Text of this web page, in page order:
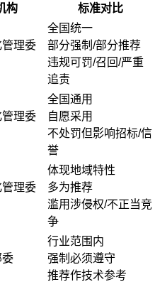
构 标准对比
管理委
全国统一
部分强制/部分推荐
违规可罚/召回/严重
追责
管理委
全国通用
自愿采用
不处罚但影响招标/信
誉
管理委
体现地域特性
多为推荐
滥用涉侵权/不正当竞
争
委
行业范围内
强制必须遵守
推荐作技术参考